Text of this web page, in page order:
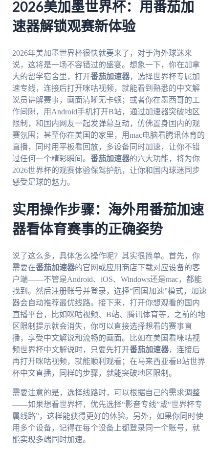
2026美加墨世界杯：用番茄加
速器解锁观赛新体验
2026年美加墨世界杯很快就要来了，对于海外球迷来
说，这将是一场不容错过的盛宴。想象一下，你在加拿
大的留学宿舍里，打开番茄加速器，选择世界杯专属加
速专线，连接后打开咪咕视频，就能看到熟悉的中文解
说员讲解赛事，画面清晰无卡顿；或者你在墨西哥的工
作间隙，用Android手机打开B站，通过加速器突破地区
限制，和国内网友一起发弹幕互动，仿佛置身国内的观
赛氛围；甚至你在美国的家里，用mac电脑看腾讯体育的
直播，同时用平板看回放，多设备同时加速，让你不错
过任何一个精彩瞬间。 番茄加速器的六大功能，将为你
2026世界杯的观赛体验保驾护航，让你和国内球迷同步
感受足球的魅力。
实用操作步骤：海外用番茄加速
器看体育赛事的正确姿势
说了这么多，具体怎么操作呢？其实很简单。首先，你
需要在番茄加速器的官网或应用商店下载对应设备的客
户端——不管是Android、iOS、Windows还是mac，都能
找到。然后注册账号并登录，选择“回国加速”模式，加速
器会自动推荐最优线路。接下来，打开你想观看的国内
直播平台，比如咪咕视频、B站、腾讯体育等，之前的地
区限制提示就会消失，你可以直接选择想看的赛事直
播，享受中文解说和流畅的画面。比如在美国看咪咕视
频世界杯中文解说时，只要先打开番茄加速器，连接后
再打开咪咕视频，就能顺利观看；在马来西亚看B站世界
杯中文直播，同样的步骤，就能突破地区限制。
需要注意的是，选择线路时，可以根据自己的需求调整
——如果想看世界杯，优先选择“影音专线”或“世界杯专
属线路”，这样能获得更好的体验。另外，如果你同时使
用多个设备，记得在每个设备上都登录同一个账号，就
能实现多端同时加速。